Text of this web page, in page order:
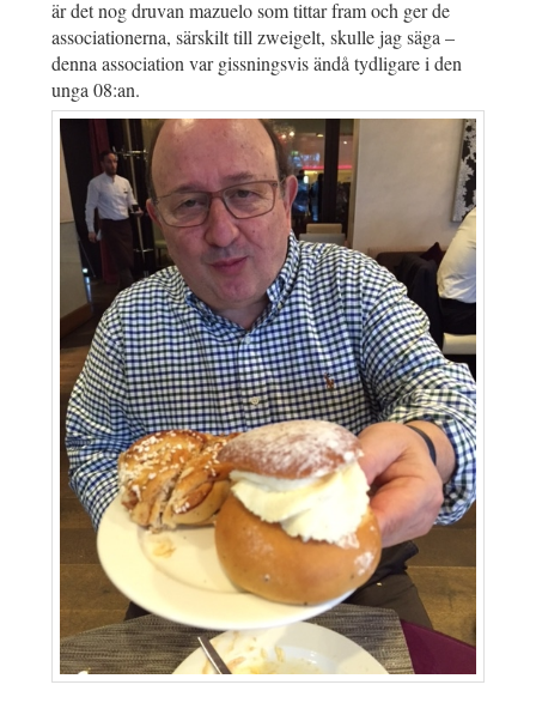
är det nog druvan mazuelo som tittar fram och ger de
associationerna, särskilt till zweigelt, skulle jag säga –
denna association var gissningsvis ändå tydligare i den
unga 08:an.